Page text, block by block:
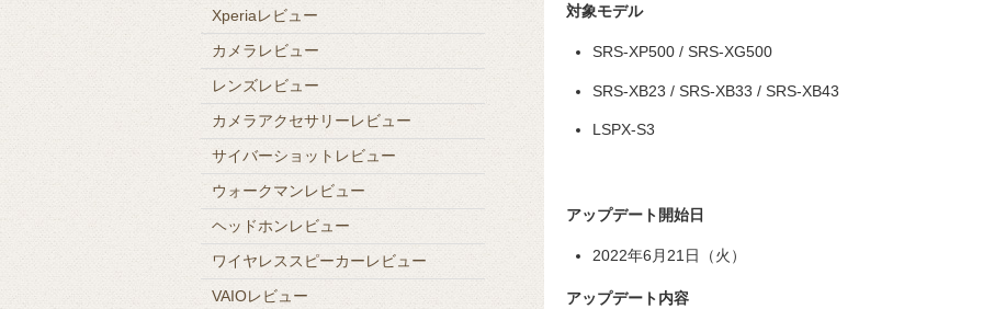
対象モデル
SRS-XP500 / SRS-XG500
SRS-XB23 / SRS-XB33 / SRS-XB43
LSPX-S3
アップデート開始日
2022年6月21日（火）
アップデート内容
Xperiaレビュー
カメラレビュー
レンズレビュー
カメラアクセサリーレビュー
サイバーショットレビュー
ウォークマンレビュー
ヘッドホンレビュー
ワイヤレススピーカーレビュー
VAIOレビュー